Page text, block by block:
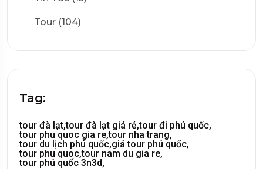
Tour (104)
Tag:
tour đà lạt,tour đà lạt giá rẻ,tour đi phú quốc,
tour phu quoc gia re,tour nha trang,
tour du lịch phú quốc,giá tour phú quốc,
tour phu quoc,tour nam du gia re,
tour phú quốc 3n3d,